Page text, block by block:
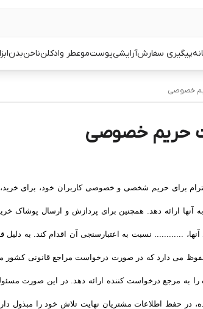
پیگیری سفارشآرایشیپوستموعطر وادکلنناخنبدن
خصوصی
حریم خصوصی
برای حریم شخصی و خصوصی کاربران خود، برای خرید،
آنها ارائه دهد. همچنین برای پردازش و ارسال پوشاک
آنها، ............ نسبت به اعتبارسنجی آن اقدام کند. به
می دارد که در صورت درخواست مراجع قانونی کشور
به مرجع درخواست کننده ارائه دهد. در این صورت
در حفظ اطلاعات مشتریان نهایت تلاش خود را مبذول